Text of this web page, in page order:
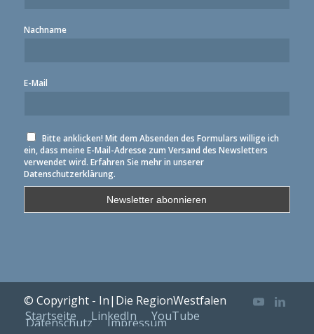
Nachname
E-Mail
Bitte anklicken! Mit dem Absenden des Formulars willige ich
ein, dass meine E-Mail-Adresse zum Versand des Newsletters
verwendet wird. Erfahren Sie mehr in unserer
Datenschutzerklärung.
© Copyright - In|Die RegionWestfalen
Startseite
LinkedIn YouTube
Datenschutz Impressum